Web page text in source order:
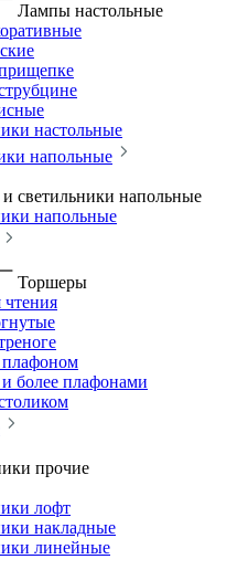
Лампы настольные
настольные
напольные
светильники напольные
напольные
Торшеры
чтения
более плафонами
прочие
лофт
накладные
линейные